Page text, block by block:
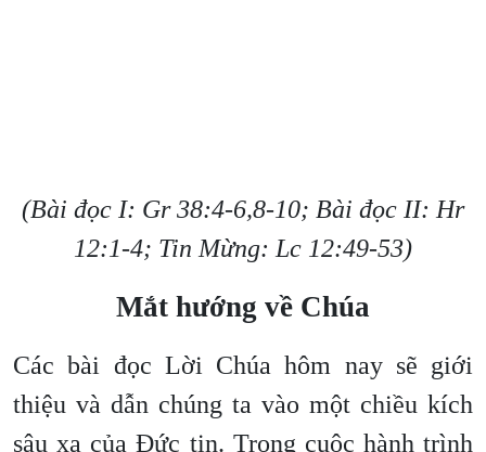
(Bài đọc I: Gr 38:4-6,8-10; Bài đọc II: Hr
12:1-4; Tin Mừng: Lc 12:49-53)
Mắt hướng về Chúa
Các bài đọc Lời Chúa hôm nay sẽ giới
thiệu và dẫn chúng ta vào một chiều kích
sâu xa của Đức tin. Trong cuộc hành trình